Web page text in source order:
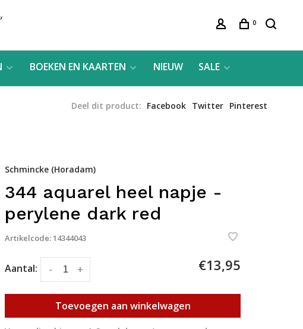
0
BOEKEN EN KAARTEN NIEUW SALE
Deel dit product: Facebook Twitter Pinterest
Schmincke (Horadam)
344 aquarel heel napje -
perylene dark red
Artikelcode:14344043
Aantal: +
- €13,95
Toevoegen aan winkelwagen